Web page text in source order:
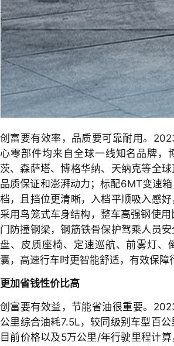
创富要有效率，品质要可靠耐用。
心零部件均来自全球一线知名品牌，
茨、森萨塔、博格华纳、天纳克等全
品质保证和澎湃动力；标配6MT变速
档，且挡位更清晰，入档平顺吸入感好
采用鸟笼式车身结构，整车高强钢使
门防撞钢梁，钢筋铁骨保护驾乘人员
盘、皮质座椅、定速巡航、前雾灯、
囊，高速行车时更智能舒适，有效保障
更加省钱性价比高
创富要有效益，节能省油很重要。
公里综合油耗7.5L，较同级别车型百
目前价格以及5万公里/年行驶里程计